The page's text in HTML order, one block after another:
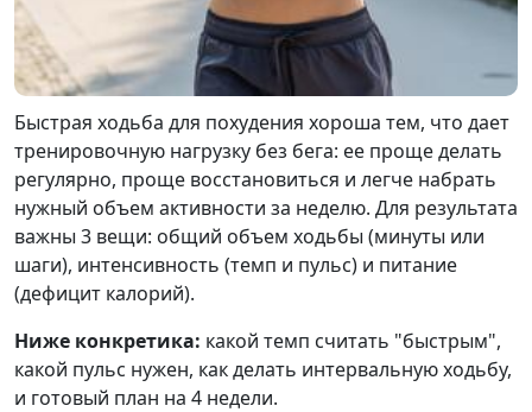
Быстрая ходьба для похудения хороша тем, что дает
тренировочную нагрузку без бега: ее проще делать
регулярно, проще восстановиться и легче набрать
нужный объем активности за неделю. Для результата
важны 3 вещи: общий объем ходьбы (минуты или
шаги), интенсивность (темп и пульс) и питание
(дефицит калорий).
Ниже конкретика: какой темп считать "быстрым",
какой пульс нужен, как делать интервальную ходьбу,
и готовый план на 4 недели.